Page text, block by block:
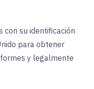
con su identificación
para obtener
y legalmente